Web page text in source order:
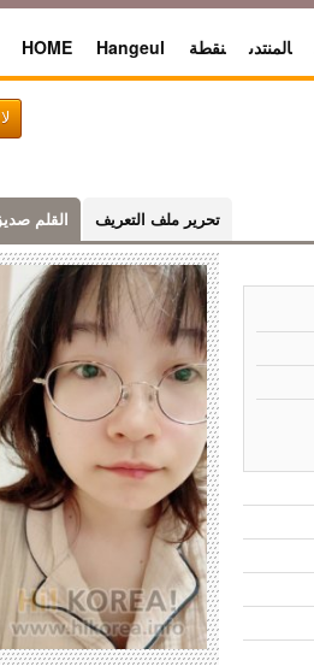
HOME Hangeul المنتدى نقطة
القلم تحرير ملف التعريف